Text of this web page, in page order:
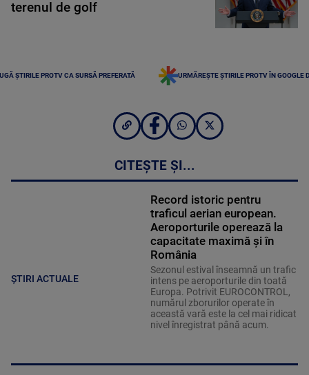
terenul de golf
ȘTIRILE PROTV CA SURSĂ PREFERATĂ URMĂREȘTE ȘTIRILE PROTV ÎN GOOGLE
CITEȘTE ȘI...
ȘTIRI ACTUALE
Record istoric pentru
traficul aerian european.
Aeroporturile operează la
capacitate maximă și în
România
Sezonul estival înseamnă un trafic
intens pe aeroporturile din toată
Europa. Potrivit EUROCONTROL,
numărul zborurilor operate în
această vară este la cel mai ridicat
nivel înregistrat până acum.